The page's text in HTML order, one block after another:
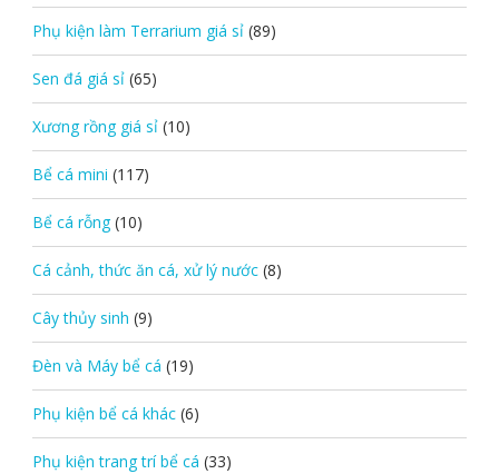
Phụ kiện làm Terrarium giá sỉ (89)
Sen đá giá sỉ (65)
Xương rồng giá sỉ (10)
Bể cá mini (117)
Bể cá rỗng (10)
Cá cảnh, thức ăn cá, xử lý nước (8)
Cây thủy sinh (9)
Đèn và Máy bể cá (19)
Phụ kiện bể cá khác (6)
Phụ kiện trang trí bể cá (33)